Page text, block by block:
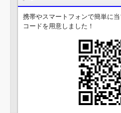
携帯やスマートフォンで簡単に
コードを用意しました！